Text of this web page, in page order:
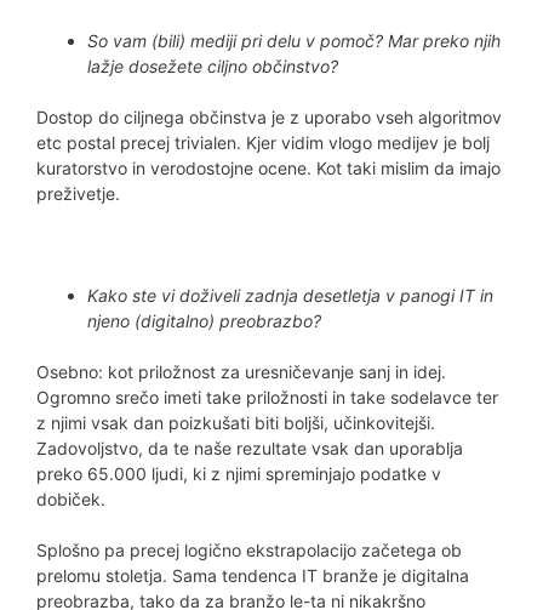
So vam (bili) mediji pri delu v pomoč? Mar preko njih
lažje dosežete ciljno občinstvo?
Dostop do ciljnega občinstva je z uporabo vseh algoritmov
etc postal precej trivialen. Kjer vidim vlogo medijev je bolj
kuratorstvo in verodostojne ocene. Kot taki mislim da imajo
preživetje.
Kako ste vi doživeli zadnja desetletja v panogi IT in
njeno (digitalno) preobrazbo?
Osebno: kot priložnost za uresničevanje sanj in idej.
Ogromno srečo imeti take priložnosti in take sodelavce ter
z njimi vsak dan poizkušati biti boljši, učinkovitejši.
Zadovoljstvo, da te naše rezultate vsak dan uporablja
preko 65.000 ljudi, ki z njimi spreminjajo podatke v
dobiček.
Splošno pa precej logično ekstrapolacijo začetega ob
prelomu stoletja. Sama tendenca IT branže je digitalna
preobrazba, tako da za branžo le-ta ni nikakršno